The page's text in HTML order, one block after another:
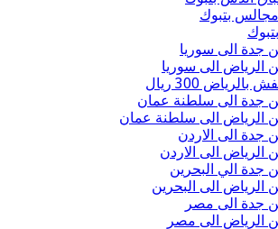
بتبوك
الى سوريا
الى سوريا
300 ريال
الى سلطنة عمان
الى سلطنة عمان
الى الاردن
الى الاردن
الي البحرين
الى البحرين
جدة الى مصر
الى مصر